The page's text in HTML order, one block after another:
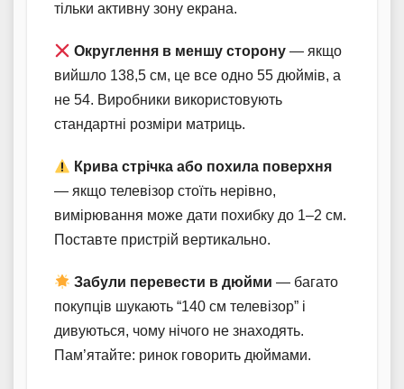
тільки активну зону екрана.
Округлення в меншу сторону — якщо
вийшло 138,5 см, це все одно 55 дюймів, а
не 54. Виробники використовують
стандартні розміри матриць.
Крива стрічка або похила поверхня
— якщо телевізор стоїть нерівно,
вимірювання може дати похибку до 1–2 см.
Поставте пристрій вертикально.
Забули перевести в дюйми — багато
покупців шукають “140 см телевізор” і
дивуються, чому нічого не знаходять.
Пам’ятайте: ринок говорить дюймами.